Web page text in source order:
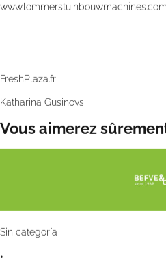
FreshPlaza.fr
Katharina Gusinovs
Vous aimerez
Sin categoría
•